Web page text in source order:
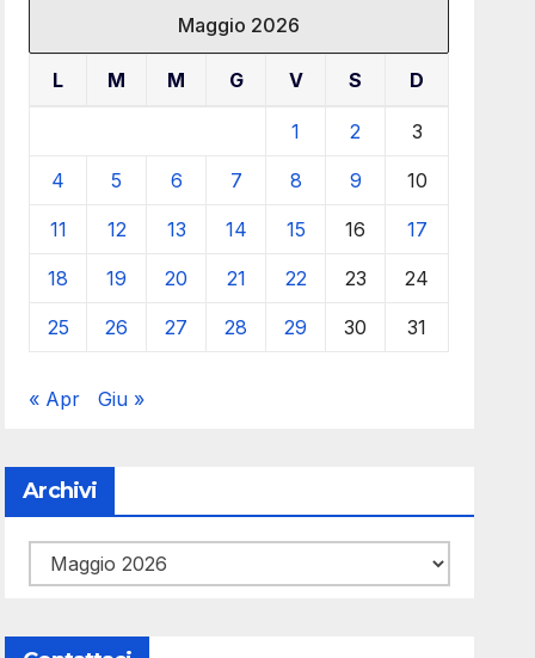
Maggio 2026
L M M G V S D
1 2 3
4 5 6 7 8 9 10
11 12 13 14 15 16 17
18 19 20 21 22 23 24
25 26 27 28 29 30 31
« Apr Giu »
Archivi
Archivi